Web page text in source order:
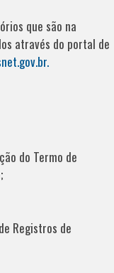
que são na
através do portal de
do Termo de
Registros de